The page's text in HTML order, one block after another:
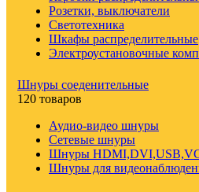
Розетки, выключатели
Светотехника
Шкафы распределительные
Электроустановочные
Шнуры соеденительные
120 товаров
Аудио-видео шнуры
Сетевые шнуры
Шнуры
Шнуры для